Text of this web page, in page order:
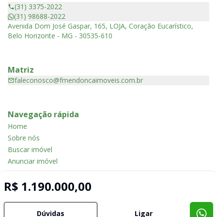
R$ 1.190.000,00
Dúvidas Ligar
(31) 3375-2022
(31) 98688-2022
Avenida Dom José Gaspar, 165, LOJA, Coração Eucarístico,
Belo Horizonte - MG - 30535-610
Matriz
faleconosco@fmendoncaimoveis.com.br
Navegação rápida
Home
Sobre nós
Buscar imóvel
Anunciar imóvel
Contato
Imobiliária Certificada: